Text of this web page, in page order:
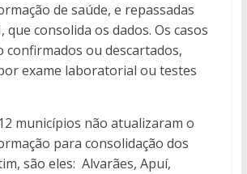
de saúde, e repassadas
que consolida os dados. Os casos
confirmados ou descartados,
exame laboratorial ou testes
municípios não atualizaram o
para consolidação dos
são eles: Alvarães, Apuí,